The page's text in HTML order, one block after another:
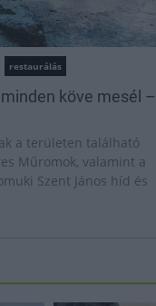
restaurálás
köve mesél –
a területen található
Műromok, valamint a
Szent János híd és